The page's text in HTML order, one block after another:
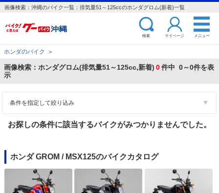
画像検索：沖縄のバイク一覧：排気量51～125ccのホンダグロム(新着)一覧
検索 マイページ メニュー
ホンダのバイク ＞
画像検索：ホンダグロム(排気量51～125cc,新着) 0件中 0～0件を表
示
条件を指定して絞り込み
お探しの条件に該当するバイクがみつかりませんでした。
ホンダ GROM / MSX125のバイクカタログ